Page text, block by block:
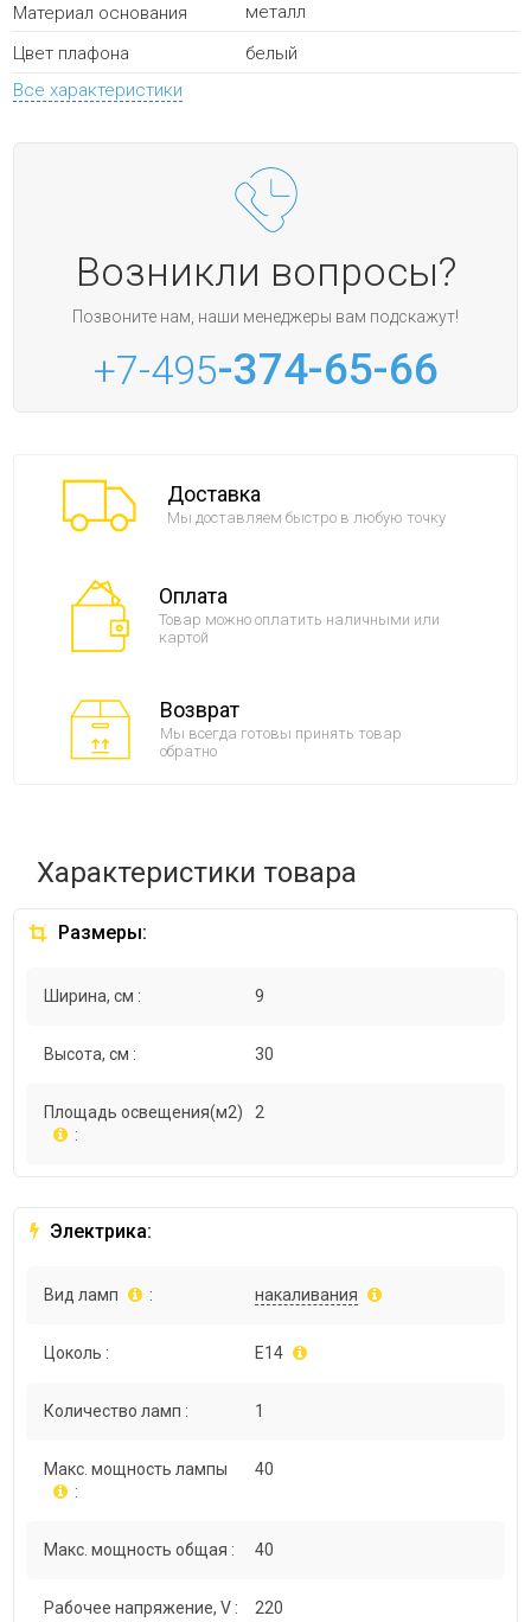
Материал основания
металл
Цвет плафона
белый
Все характеристики
Возникли вопросы?
Позвоните нам, наши менеджеры вам подскажут!
+7-495-374-65-66
Доставка
Мы доставляем быстро в любую точку
Оплата
Товар можно оплатить наличными или
картой
Возврат
Мы всегда готовы принять товар
обратно
Характеристики товара
Размеры:
Ширина, см : 9
Высота, см : 30
Площадь освещения(м2)
:
2
Электрика:
Вид ламп : накаливания
Цоколь : E14
Количество ламп : 1
Макс. мощность лампы
:
40
Макс. мощность общая : 40
Рабочее напряжение, V : 220